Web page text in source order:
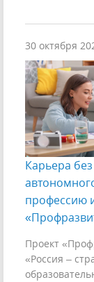
30 октября
Карьера
профессию
Проект
«Россия –